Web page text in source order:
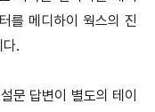
를 메디하이 웍스의 진
.
문 답변이 별도의 테이